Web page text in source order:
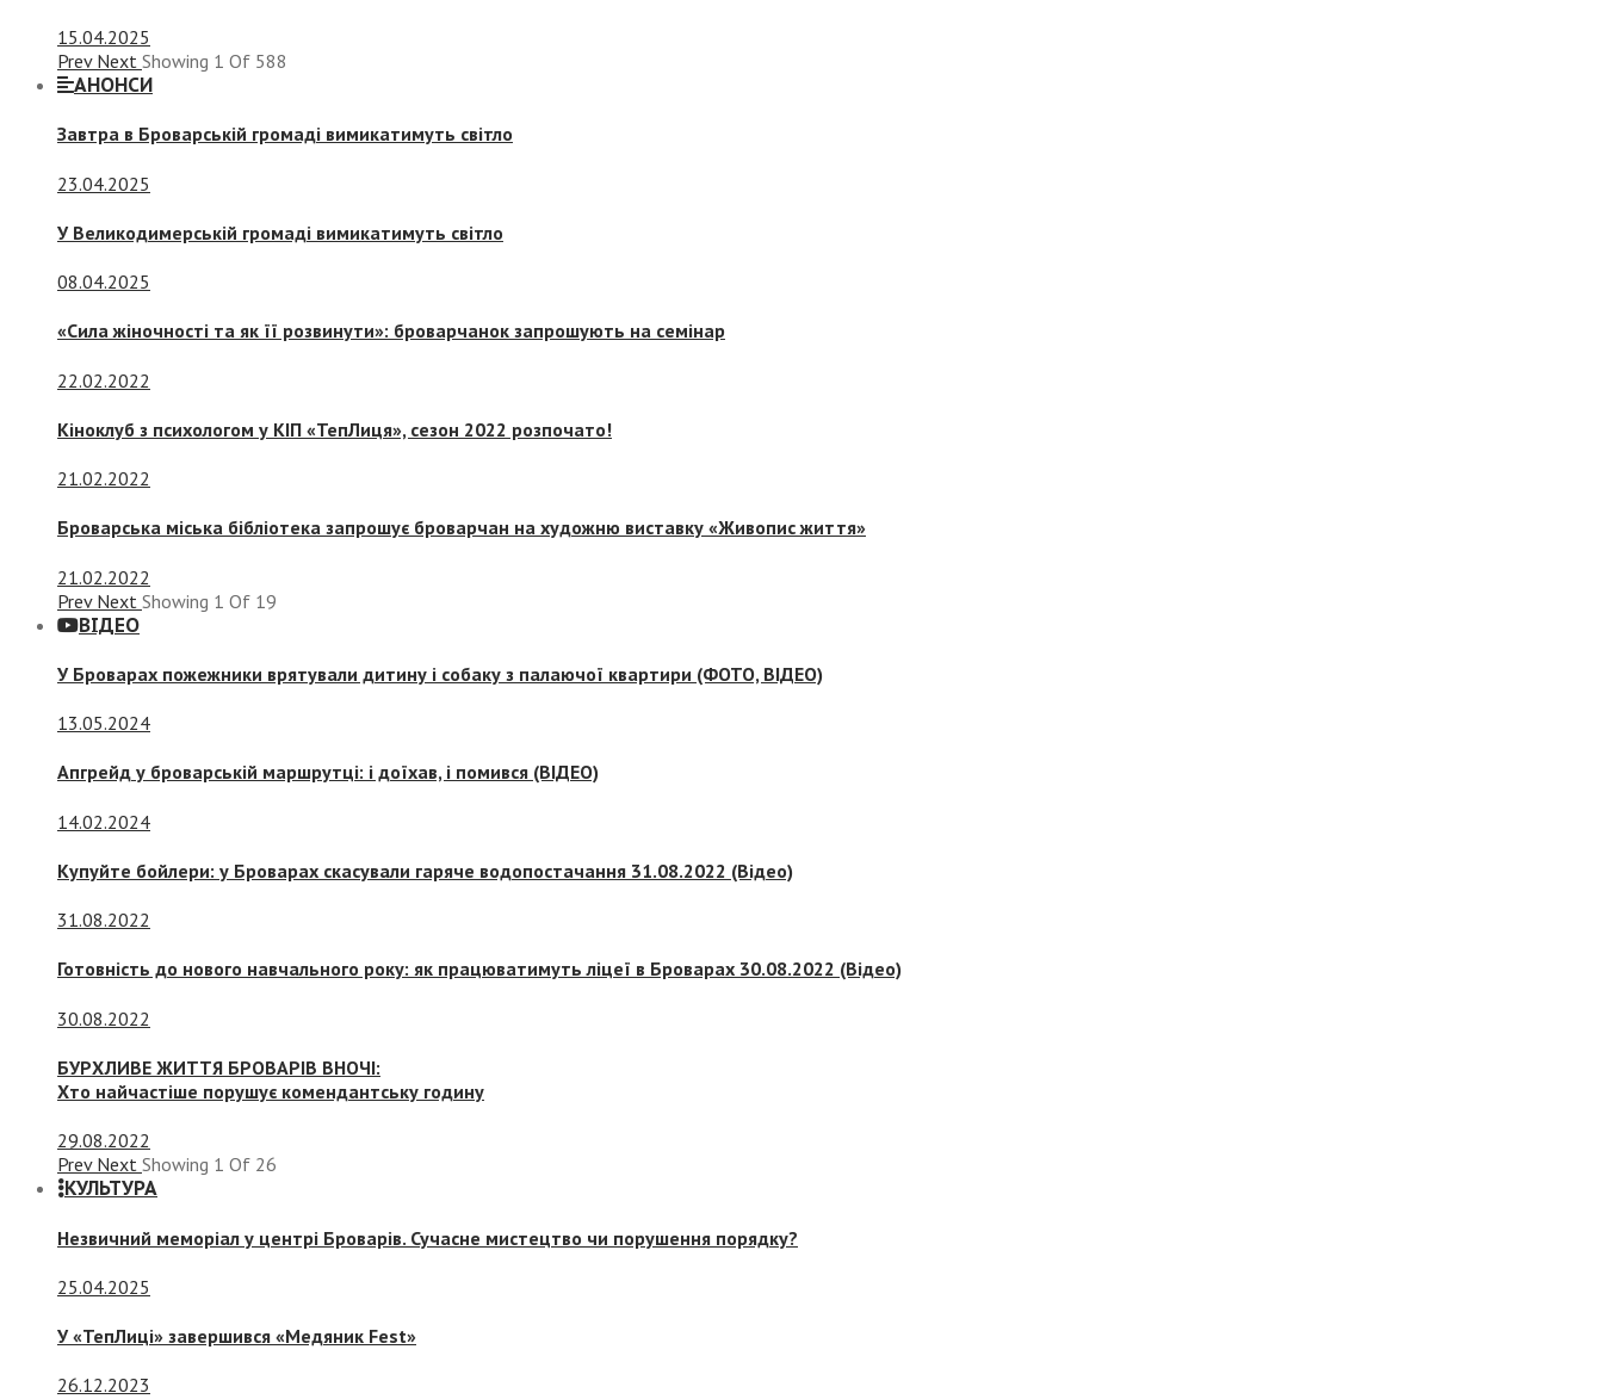
15.04.2025
Prev Next Showing 1 Of 588
АНОНСИ
Завтра в Броварській громаді вимикатимуть світло
23.04.2025
У Великодимерській громаді вимикатимуть світло
08.04.2025
«Сила жіночності та як її розвинути»: броварчанок запрошують на семінар
22.02.2022
Кіноклуб з психологом у КІП «ТепЛиця», сезон 2022 розпочато!
21.02.2022
Броварська міська бібліотека запрошує броварчан на художню виставку «Живопис життя»
21.02.2022
Prev Next Showing 1 Of 19
ВІДЕО
У Броварах пожежники врятували дитину і собаку з палаючої квартири (ФОТО, ВІДЕО)
13.05.2024
Апгрейд у броварській маршрутці: і доїхав, і помився (ВІДЕО)
14.02.2024
Купуйте бойлери: у Броварах скасували гаряче водопостачання 31.08.2022 (Відео)
31.08.2022
Готовність до нового навчального року: як працюватимуть ліцеї в Броварах 30.08.2022 (Відео)
30.08.2022
БУРХЛИВЕ ЖИТТЯ БРОВАРІВ ВНОЧІ:
Хто найчастіше порушує комендантську годину
29.08.2022
Prev Next Showing 1 Of 26
КУЛЬТУРА
Незвичний меморіал у центрі Броварів. Сучасне мистецтво чи порушення порядку?
25.04.2025
У «ТепЛиці» завершився «Медяник Fest»
26.12.2023